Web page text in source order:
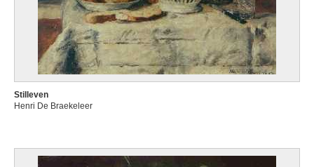
Stilleven
Henri De Braekeleer